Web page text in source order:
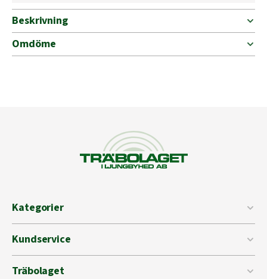
5-
mängd
Beskrivning
Omdöme
Kategorier
Kundservice
Träbolaget